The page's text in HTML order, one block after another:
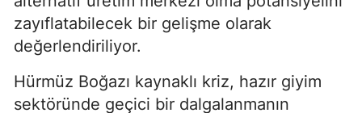
zayıflatabilecek bir gelişme olarak
değerlendiriliyor.
Hürmüz Boğazı kaynaklı kriz, hazır giyim
sektöründe geçici bir dalgalanmanın